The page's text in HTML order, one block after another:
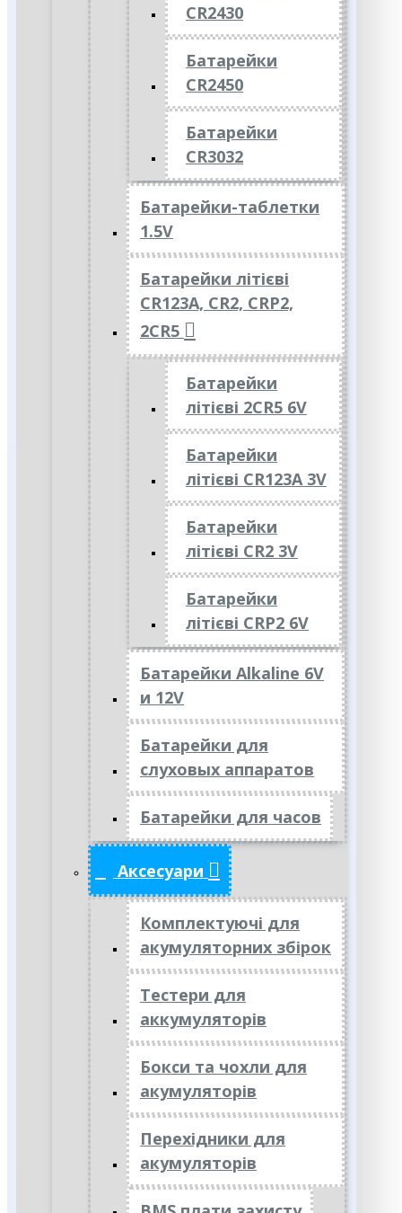
CR2430
Батарейки
CR2450
Батарейки
CR3032
Батарейки-таблетки
1.5V
Батарейки літієві
CR123A, CR2, CRP2,
2CR5
Батарейки
літієві 2CR5 6V
Батарейки
літієві CR123A 3V
Батарейки
літієві CR2 3V
Батарейки
літієві CRP2 6V
Батарейки Alkaline 6V
и 12V
Батарейки для
слуховых аппаратов
Батарейки для часов
Аксесуари
Комплектуючі для
акумуляторних збірок
Тестери для
аккумуляторів
Бокси та чохли для
акумуляторів
Перехідники для
акумуляторів